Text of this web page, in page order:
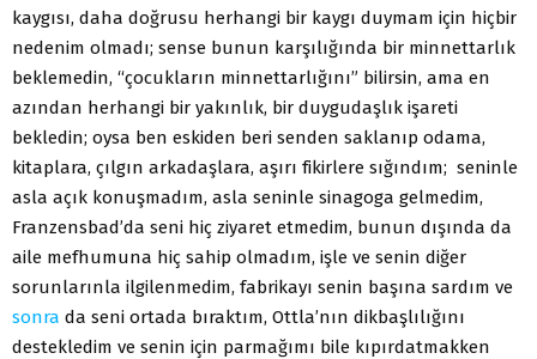
kaygısı, daha doğrusu herhangi bir kaygı duymam için hiçbir
nedenim olmadı; sense bunun karşılığında bir minnettarlık
beklemedin, “çocukların minnettarlığını” bilirsin, ama en
azından herhangi bir yakınlık, bir duygudaşlık işareti
bekledin; oysa ben eskiden beri senden saklanıp odama,
kitaplara, çılgın arkadaşlara, aşırı fikirlere sığındım; seninle
asla açık konuşmadım, asla seninle sinagoga gelmedim,
Franzensbad’da seni hiç ziyaret etmedim, bunun dışında da
aile mefhumuna hiç sahip olmadım, işle ve senin diğer
sorunlarınla ilgilenmedim, fabrikayı senin başına sardım ve
sonra da seni ortada bıraktım, Ottla’nın dikbaşlılığını
destekledim ve senin için parmağımı bile kıpırdatmakken